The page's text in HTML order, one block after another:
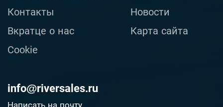
Контакты
Вкратце о нас
Cookie
Новости
Карта сайта
info@riversales.ru